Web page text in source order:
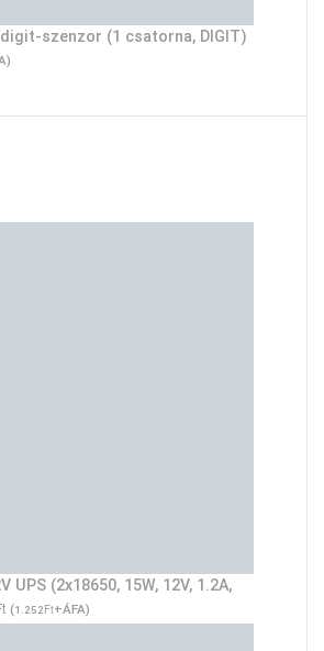
szenzor (1 csatorna, DIGIT)
UPS (2x18650, 15W, 12V, 1.2A,
(1.252Ft+ÁFA)